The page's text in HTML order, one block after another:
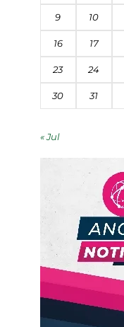
9 10
16 17
23 24
30 31
« Jul